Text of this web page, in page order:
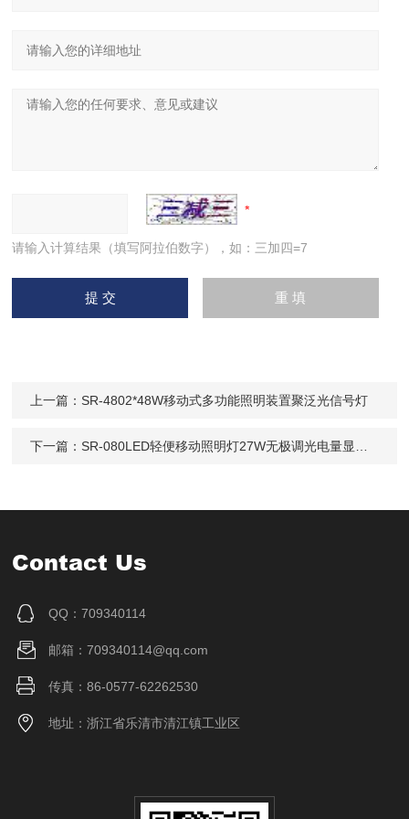
请输入计算结果（填写阿拉伯数字），如：三加四=7
上一篇： SR-4802*48W移动式多功能照明装置聚泛光信号灯
下一篇： SR-080LED轻便移动照明灯27W无极调光电量显示防水
Contact Us
QQ：709340114
邮箱：709340114@qq.com
传真：86-0577-62262530
地址：浙江省乐清市清江镇工业区